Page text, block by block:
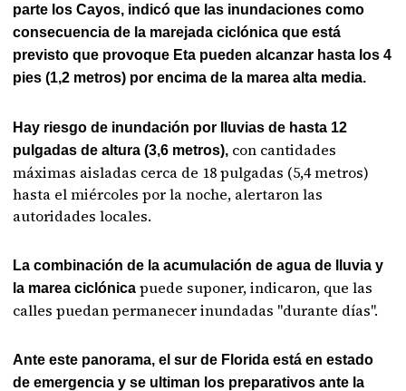
parte los Cayos, indicó que las inundaciones como
consecuencia de la marejada ciclónica que está
previsto que provoque Eta pueden alcanzar hasta los 4
pies (1,2 metros) por encima de la marea alta media.
Hay riesgo de inundación por lluvias de hasta 12
pulgadas de altura (3,6 metros), con cantidades
máximas aisladas cerca de 18 pulgadas (5,4 metros)
hasta el miércoles por la noche, alertaron las
autoridades locales.
La combinación de la acumulación de agua de lluvia y
la marea ciclónicapuede suponer, indicaron, que las
calles puedan permanecer inundadas "durante días".
Ante este panorama, el sur de Florida está en estado
de emergencia y se ultiman los preparativos ante la